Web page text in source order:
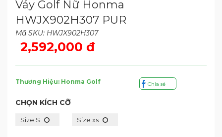
Váy Golf Nữ Honma
HWJX902H307 PUR
Mã SKU: HWJX902H307
2,592,000 đ
Thương Hiệu: Honma Golf Chia sẻ
CHỌN KÍCH CỠ
Size S Size xs